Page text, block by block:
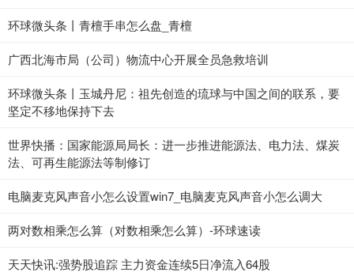
环球微头条丨青檀手串怎么盘_青檀
广西北海市局（公司）物流中心开展全员急救培训
环球微头条丨玉城丹尼：祖先创造的琉球与中国之间的联系，要
坚定不移地保持下去
世界快播：国家能源局局长：进一步推进能源法、电力法、煤炭
法、可再生能源法等制修订
电脑麦克风声音小怎么设置win7_电脑麦克风声音小怎么调大
两对数相乘怎么算（对数相乘怎么算）-环球速读
天天快讯:强势股追踪 主力资金连续5日净流入64股